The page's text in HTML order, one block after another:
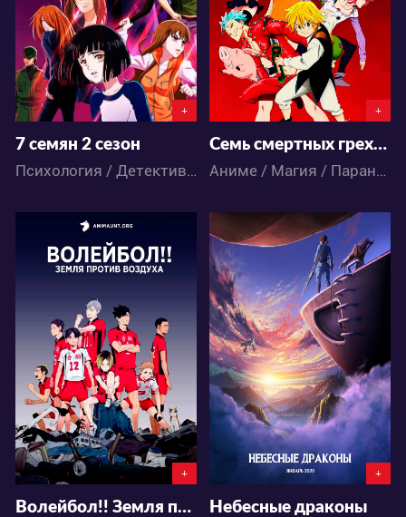
2 11
+
7 семян 2 сезон
Психология / Детектив / Драма / Приключения / Романтика / Сёдзё / Фантастика / Аниме
41 113
+
Семь смертных грехов: Гнев богов 3 сезон
Аниме / Магия / Паранормальное / Приключения / Фэнтези
17429
1 24
+
Волейбол!! Земля против воздуха
13182
8 11
+
Небесные драконы